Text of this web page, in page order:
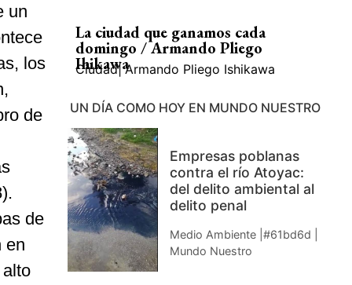
un
los
de
de
en
La ciudad que ganamos cada
domingo / Armando Pliego
Ihikawa
Ciudad| Armando Pliego Ishikawa
UN DÍA COMO HOY EN MUNDO NUESTRO
Empresas poblanas
contra el río Atoyac:
del delito ambiental al
delito penal
Medio Ambiente |#61bd6d |
Mundo Nuestro